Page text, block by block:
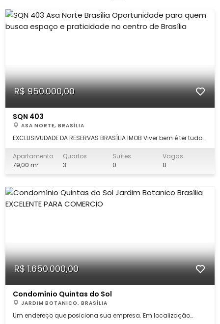
R$ 950.000,00
SQN 403
ASA NORTE, BRASÍLIA
EXCLUSIVUDADE DA RESERVAS BRASÍLIA IMOB Viver bem é ter tudo
projetos tradicionais do Plano Piloto, a tranquilidade de um
andar alto e a conveniência de fazer tudo a pé, este
Apartamento
79,00 m²
Quartos
3
Suítes
0
Vagas
0
R$ 1.650.000,00
Condomínio Quintas do Sol
JARDIM BOTANICO, BRASÍLIA
Um endereço que posiciona sua empresa. Em localização